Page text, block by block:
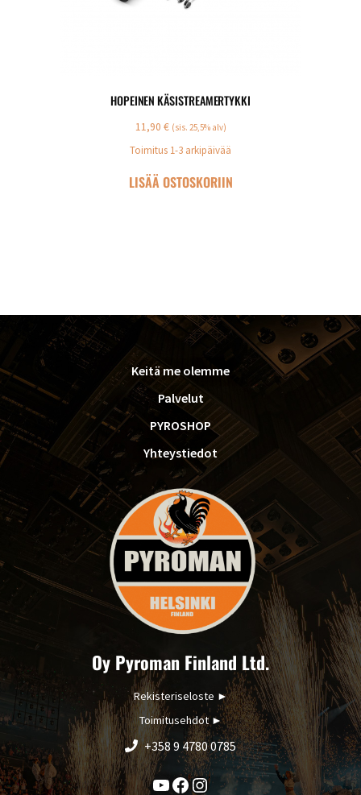
HOPEINEN KÄSISTREAMERTYKKI
11,90 € (sis. 25,5% alv)
Toimitus 1-3 arkipäivää
LISÄÄ OSTOSKORIIN
FOOTER
Keitä me olemme
Palvelut
PYROSHOP
Yhteystiedot
Oy Pyroman Finland Ltd.
Rekisteriseloste ►
Toimitusehdot►
+358 9 4780 0785
YouTube Facebook Instagram